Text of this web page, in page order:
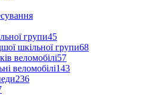
групи45
шкільної групи68
веломобілі57
веломобілі143
236